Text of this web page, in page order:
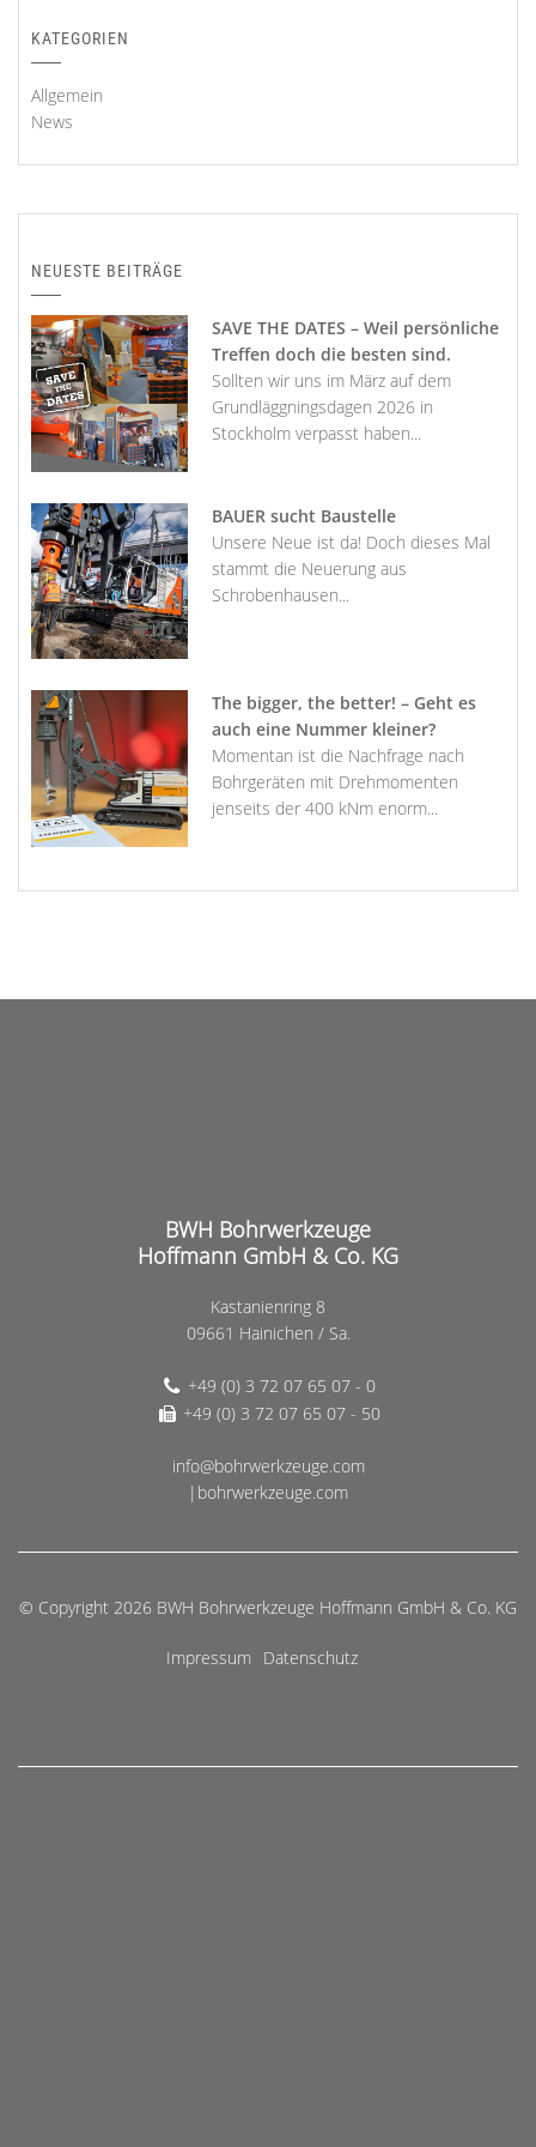
KATEGORIEN
Allgemein
News
NEUESTE BEITRÄGE
SAVE THE DATES – Weil persönliche
Treffen doch die besten sind.
Sollten wir uns im März auf dem
Grundläggningsdagen 2026 in
Stockholm verpasst haben...
BAUER sucht Baustelle
Unsere Neue ist da! Doch dieses Mal
stammt die Neuerung aus
Schrobenhausen...
The bigger, the better! – Geht es
auch eine Nummer kleiner?
Momentan ist die Nachfrage nach
Bohrgeräten mit Drehmomenten
jenseits der 400 kNm enorm...
BWH Bohrwerkzeuge
Hoffmann GmbH & Co. KG
Kastanienring 8
09661 Hainichen / Sa.
+49 (0) 3 72 07 65 07 - 0
+49 (0) 3 72 07 65 07 - 50
info@bohrwerkzeuge.com
|bohrwerkzeuge.com
© Copyright 2026 BWH Bohrwerkzeuge Hoffmann GmbH & Co. KG
Impressum Datenschutz